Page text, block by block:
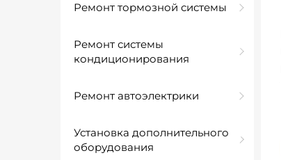
Ремонт тормозной системы
Ремонт системы
кондиционирования
Ремонт автоэлектрики
Установка дополнительного
оборудования